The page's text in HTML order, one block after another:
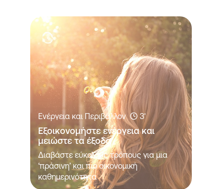
Ενέργεια και Περιβάλλον 3'
Εξοικονομήστε ενέργεια και
μειώστε τα έξοδα
Διαβάστε εύκολους τρόπους για μια
‘πράσινη’ και πιο οικονομική
καθημερινότητα